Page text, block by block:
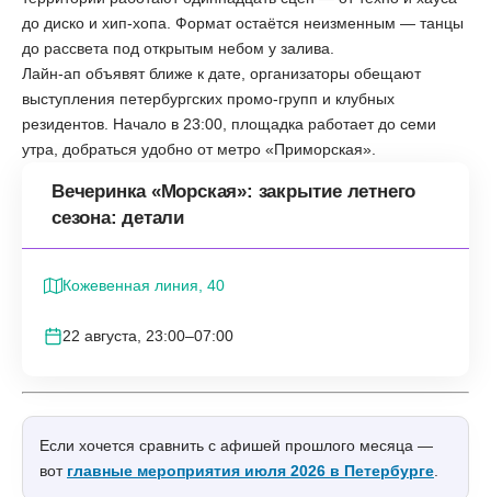
до диско и хип-хопа. Формат остаётся неизменным — танцы
до рассвета под открытым небом у залива.
Лайн-ап объявят ближе к дате, организаторы обещают
выступления петербургских промо-групп и клубных
резидентов. Начало в 23:00, площадка работает до семи
утра, добраться удобно от метро «Приморская».
Вечеринка «Морская»: закрытие летнего
сезона: детали
Кожевенная линия, 40
22 августа, 23:00–07:00
Если хочется сравнить с афишей прошлого месяца —
вот главные мероприятия июля 2026 в Петербурге